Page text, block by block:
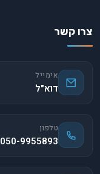
צרו קשר
אימייל
דוא"ל
טלפון
050-9955893